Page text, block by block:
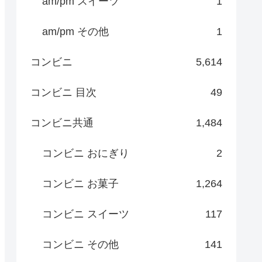
am/pm その他 1
コンビニ 5,614
コンビニ 目次 49
コンビニ共通 1,484
コンビニ おにぎり 2
コンビニ お菓子 1,264
コンビニ スイーツ 117
コンビニ その他 141